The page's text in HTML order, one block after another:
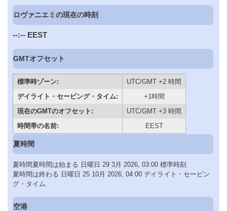
ロヴァニエミの現在の時刻
--:-- EEST
GMTオフセット
標準時ゾーン:
UTC/GMT +2 時間
デイライト・セービング・タイム:
+1時間
現在のGMTのオフセット:
UTC/GMT +3 時間
時間帯の名前:
EEST
夏時間
夏時間夏時間は始まる 日曜日 29 3月 2026, 03:00 標準時刻
夏時間は終わる 日曜日 25 10月 2026, 04:00 デイライト・セービン
グ・タイム
空港